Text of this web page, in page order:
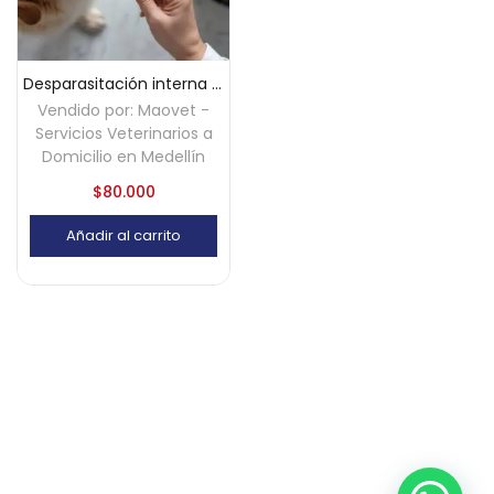
Desparasitación interna perros y gatos a domicilio – Medellín
Vendido por: Maovet -
Servicios Veterinarios a
Domicilio en Medellín
$80.000
Añadir al carrito